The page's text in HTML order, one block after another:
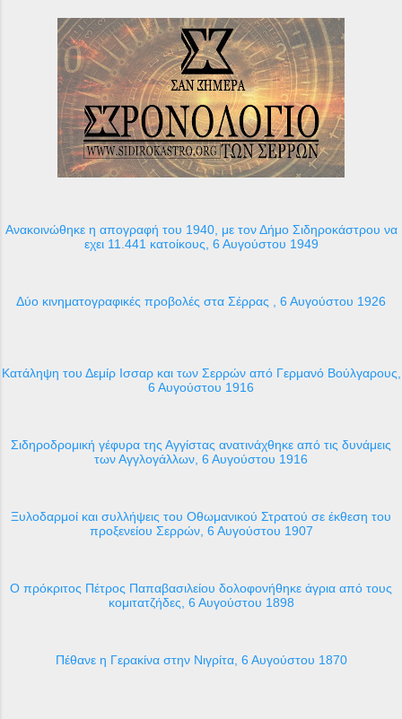
Ανακοινώθηκε η απογραφή του 1940, με τον Δήμο Σιδηροκάστρου να
εχει 11.441 κατοίκους, 6 Αυγούστου 1949
Δύο κινηματογραφικές προβολές στα Σέρρας , 6 Αυγούστου 1926
Κατάληψη του Δεμίρ Ισσαρ και των Σερρών από Γερμανό Βούλγαρους,
6 Αυγούστου 1916
Σιδηροδρομική γέφυρα της Αγγίστας ανατινάχθηκε από τις δυνάμεις
των Αγγλογάλλων, 6 Αυγούστου 1916
Ξυλοδαρμοί και συλλήψεις του Οθωμανικού Στρατού σε έκθεση του
προξενείου Σερρών, 6 Αυγούστου 1907
Ο πρόκριτος Πέτρος Παπαβασιλείου δολοφονήθηκε άγρια από τους
κομιτατζήδες, 6 Αυγούστου 1898
Πέθανε η Γερακίνα στην Νιγρίτα, 6 Αυγούστου 1870